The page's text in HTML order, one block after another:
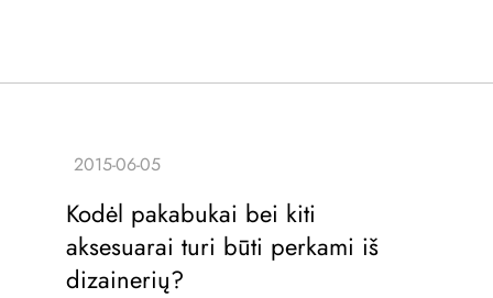
Kodėl pakabukai bei kiti
aksesuarai turi būti perkami iš
dizainerių?